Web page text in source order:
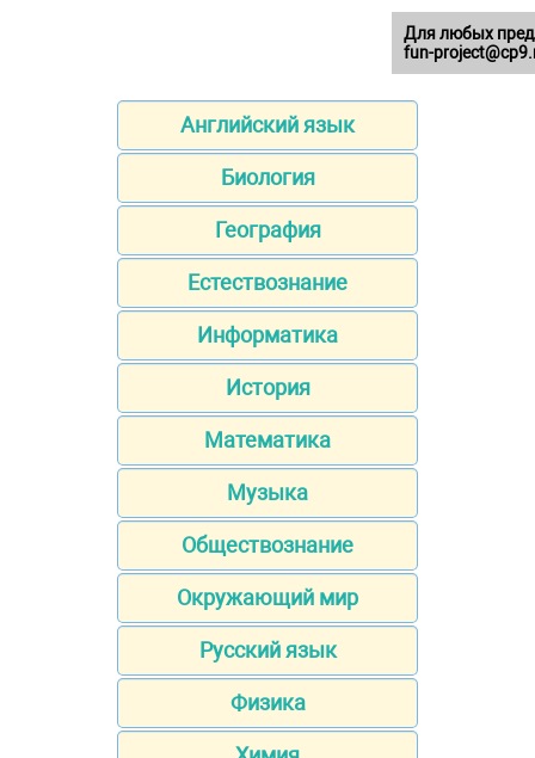
Английский язык
Биология
География
Естествознание
Информатика
История
Математика
Музыка
Обществознание
Окружающий мир
Русский язык
Физика
Для любых
fun-